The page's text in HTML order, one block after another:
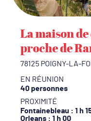
La maison
proche de
78125 POIGNY-LA-
EN RÉUNION
40 personnes
PROXIMITÉ
Fontainebleau : 1 h
Orleans : 1 h 00